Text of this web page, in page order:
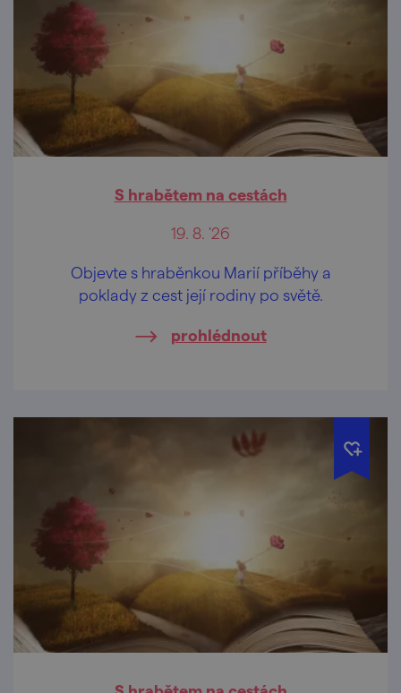
S hrabětem na cestách
19. 8. '26
Objevte s hraběnkou Marií příběhy a
poklady z cest její rodiny po světě.
prohlédnout